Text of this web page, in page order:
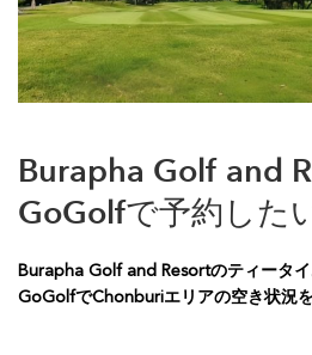
Burapha Golf and
GoGolfで予約した
Burapha Golf and Resortのティータイ
GoGolfでChonburiエリアの空き状況